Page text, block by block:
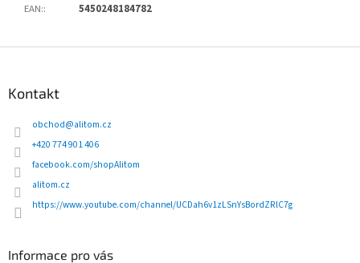
EAN:: 5450248184782
Kontakt
obchod@alitom.cz
+420 774 901 406
facebook.com/shopAlitom
alitom.cz
https://www.youtube.com/channel/UCDah6v1zLSnYsBordZRlC7g
Informace pro vás